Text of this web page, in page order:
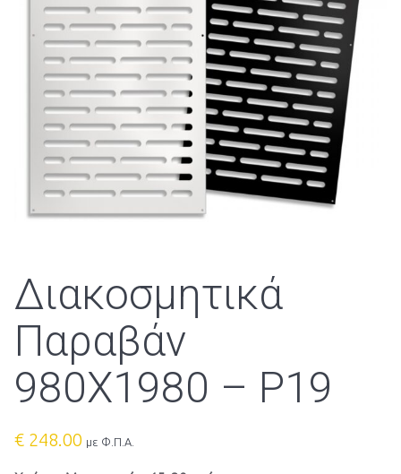
Διακοσμητικά
Παραβάν
980Χ1980 – P19
€ 248.00 με Φ.Π.Α.